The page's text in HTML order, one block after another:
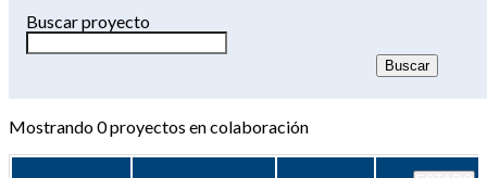
Buscar proyecto
Mostrando0proyectos en colaboración